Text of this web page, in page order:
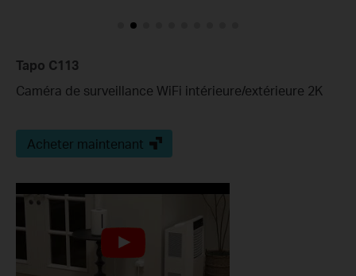
Tapo C113
Caméra de surveillance WiFi intérieure/extérieure 2K
Acheter maintenant